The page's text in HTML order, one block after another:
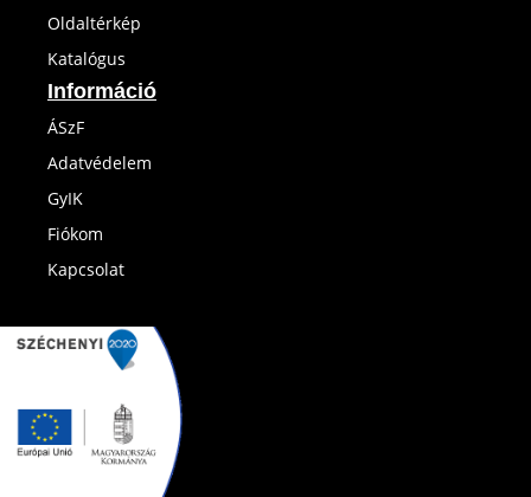
Oldaltérkép
Katalógus
Információ
ÁSzF
Adatvédelem
GyIK
Fiókom
Kapcsolat